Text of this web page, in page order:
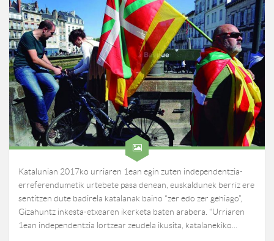
Katalunian 2017ko urriaren 1ean egin zuten independentzia-
erreferendumetik urtebete pasa denean, euskaldunek berriz ere
sentitzen dute badirela katalanak baino “zer edo zer gehiago”,
Gizahuntz inkesta-etxearen ikerketa baten arabera. “Urriaren
1ean independentzia lortzear zeudela ikusita, katalanekiko...